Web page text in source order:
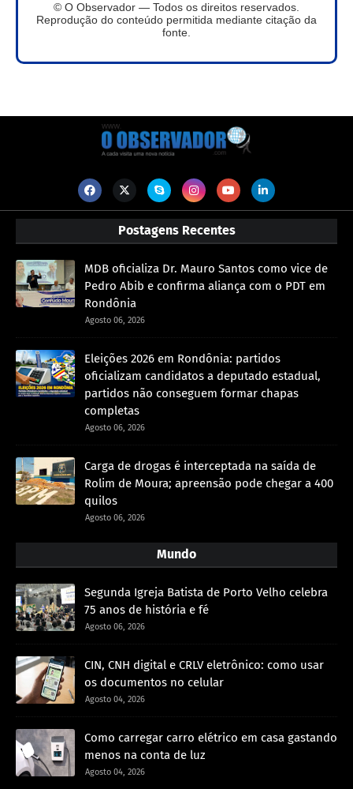
© O Observador — Todos os direitos reservados.
Reprodução do conteúdo permitida mediante citação da
fonte.
Postagens Recentes
MDB oficializa Dr. Mauro Santos como vice de
Pedro Abib e confirma aliança com o PDT em
Rondônia
Agosto 06, 2026
Eleições 2026 em Rondônia: partidos
oficializam candidatos a deputado estadual,
partidos não conseguem formar chapas
completas
Agosto 06, 2026
Carga de drogas é interceptada na saída de
Rolim de Moura; apreensão pode chegar a 400
quilos
Agosto 06, 2026
Mundo
Segunda Igreja Batista de Porto Velho celebra
75 anos de história e fé
Agosto 06, 2026
CIN, CNH digital e CRLV eletrônico: como usar
os documentos no celular
Agosto 04, 2026
Como carregar carro elétrico em casa gastando
menos na conta de luz
Agosto 04, 2026